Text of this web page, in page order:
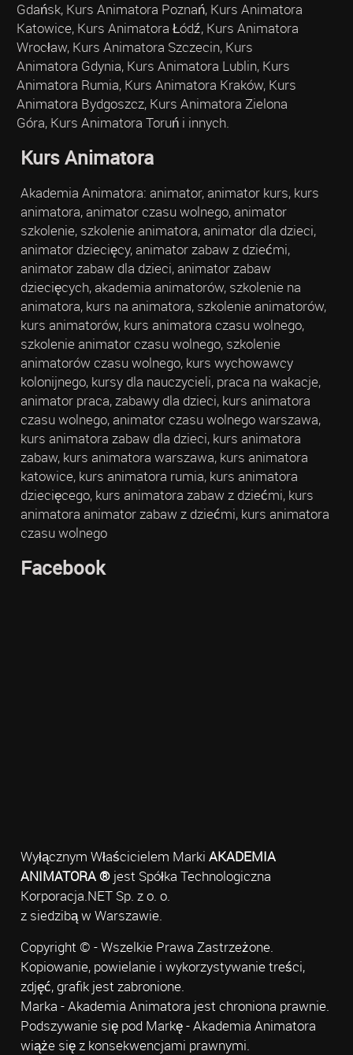
Gdańsk, Kurs Animatora Poznań, Kurs Animatora
Katowice, Kurs Animatora Łódź, Kurs Animatora
Wrocław, Kurs Animatora Szczecin, Kurs
Animatora Gdynia, Kurs Animatora Lublin, Kurs
Animatora Rumia, Kurs Animatora Kraków, Kurs
Animatora Bydgoszcz, Kurs Animatora Zielona
Góra, Kurs Animatora Toruń i innych.
Kurs Animatora
Akademia Animatora: animator, animator kurs, kurs
animatora, animator czasu wolnego, animator
szkolenie, szkolenie animatora, animator dla dzieci,
animator dziecięcy, animator zabaw z dziećmi,
animator zabaw dla dzieci, animator zabaw
dziecięcych, akademia animatorów, szkolenie na
animatora, kurs na animatora, szkolenie animatorów,
kurs animatorów, kurs animatora czasu wolnego,
szkolenie animator czasu wolnego, szkolenie
animatorów czasu wolnego, kurs wychowawcy
kolonijnego, kursy dla nauczycieli, praca na wakacje,
animator praca, zabawy dla dzieci, kurs animatora
czasu wolnego, animator czasu wolnego warszawa,
kurs animatora zabaw dla dzieci, kurs animatora
zabaw, kurs animatora warszawa, kurs animatora
katowice, kurs animatora rumia, kurs animatora
dziecięcego, kurs animatora zabaw z dziećmi, kurs
animatora animator zabaw z dziećmi, kurs animatora
czasu wolnego
Facebook
Wyłącznym Właścicielem Marki AKADEMIA
ANIMATORA ®jest Spółka Technologiczna
Korporacja.NET Sp. z o. o.
z siedzibą w Warszawie.
Copyright © - Wszelkie Prawa Zastrzeżone.
Kopiowanie, powielanie i wykorzystywanie treści,
zdjęć, grafik jest zabronione.
Marka - Akademia Animatora jest chroniona prawnie.
Podszywanie się pod Markę - Akademia Animatora
wiąże się z konsekwencjami prawnymi.